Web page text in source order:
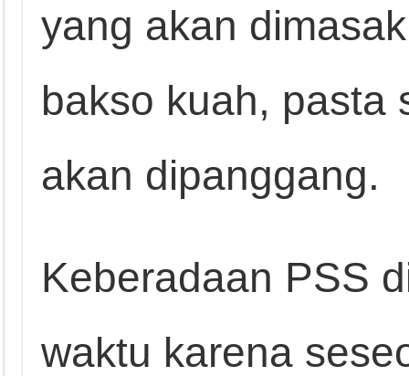
yang akan
bakso kuah, pasta
akan dipanggang.
Keberadaan PSS
waktu karena